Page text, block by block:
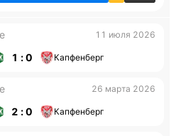
11 июля 2026
1 : 0 Капфенберг
26 марта 2026
2 : 0 Капфенберг